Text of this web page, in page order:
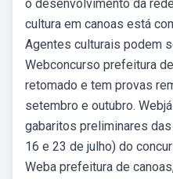
o desenvolvimento da
cultura em canoas está
Agentes culturais podem
Webconcurso prefeitura
retomado e tem provas
setembro e outubro.
gabaritos preliminares
16 e 23 de julho) do
Weba prefeitura de